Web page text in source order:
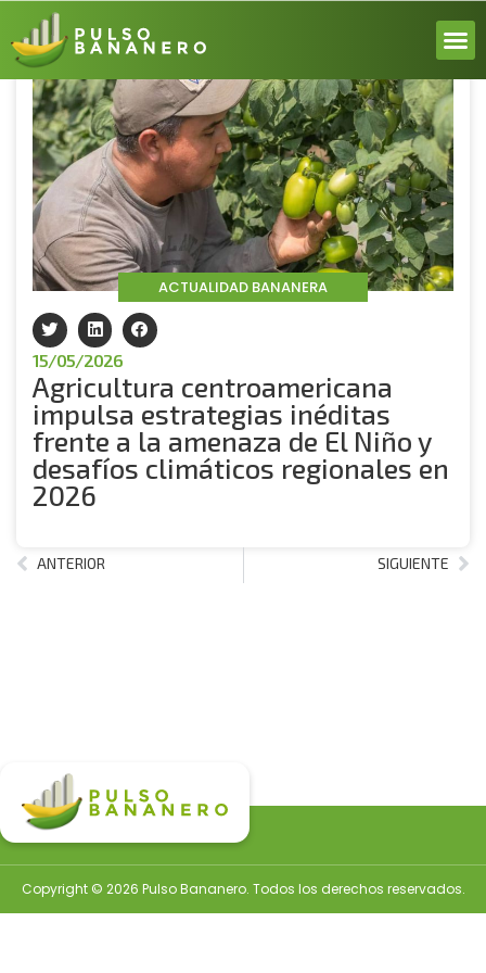
Volver
ACTUALIDAD BANANERA
15/05/2026
Agricultura centroamericana
impulsa estrategias inéditas
frente a la amenaza de El Niño y
desafíos climáticos regionales en
2026
ANTERIOR SIGUIENTE
Copyright © 2026 Pulso Bananero. Todos los derechos reservados.